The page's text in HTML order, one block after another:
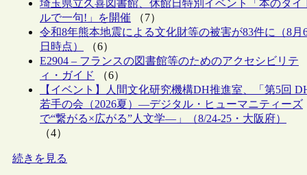
埼玉県立久喜図書館、休館日特別イベント「本のタイ
ルで一句!」を開催 （7）
令和8年熊本地震による文化財等の被害が83件に（8月
日時点）
（6）
E2904 – フランスの図書館等のためのアクセシビリテ
ィ・ガイド
（6）
【イベント】人間文化研究機構DH推進室、「第5回
若手の会（2026夏）―デジタル・ヒューマニティーズ
で“繋がる×広がる”人文学―」（8/24-25・大阪府）
（4）
続きを見る